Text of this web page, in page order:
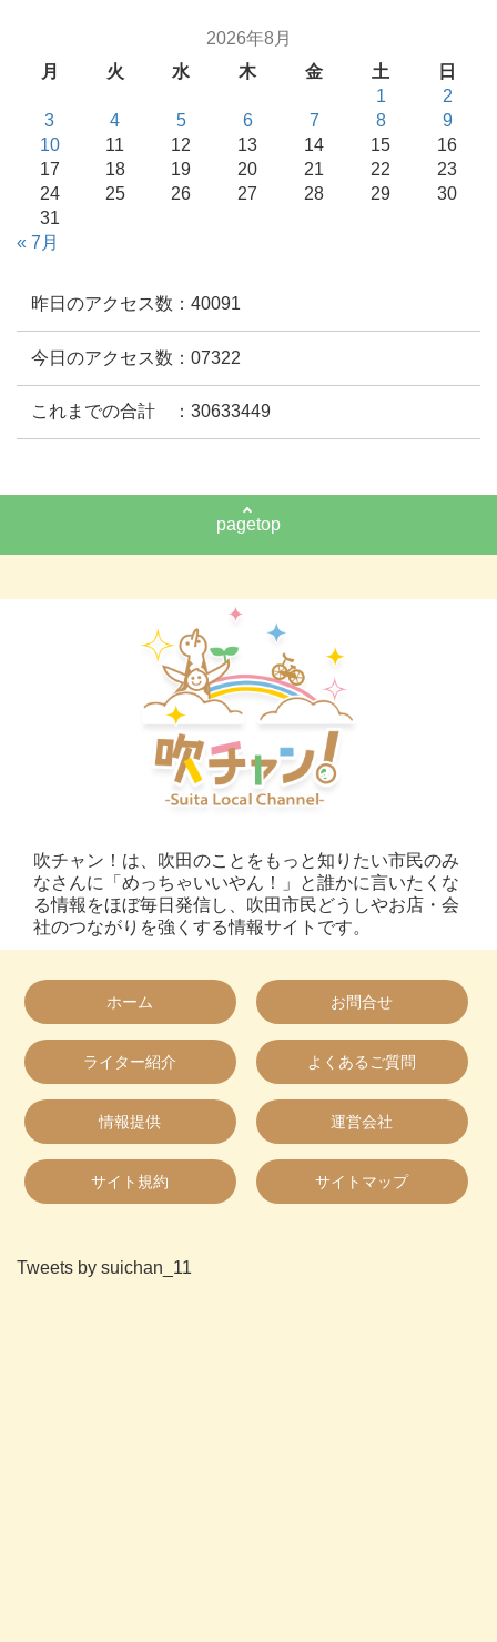
2026年8月
月
火 水 木 金 土
日
1
2
3
4 5 6 7 8
9
10
11 12 13 14 15
16
17
18 19 20 21 22
23
24
25 26 27 28 29
30
31
« 7月
昨日のアクセス数：40091
今日のアクセス数：07322
これまでの合計 ：30633449
pagetop
吹チャン！は、吹田のことをもっと知りたい市民のみ
なさんに「めっちゃいいやん！」と誰かに言いたくな
る情報をほぼ毎日発信し、吹田市民どうしやお店・会
社のつながりを強くする情報サイトです。
ホーム お問合せ
ライター紹介 よくあるご質問
情報提供 運営会社
サイト規約 サイトマップ
Tweets by suichan_11